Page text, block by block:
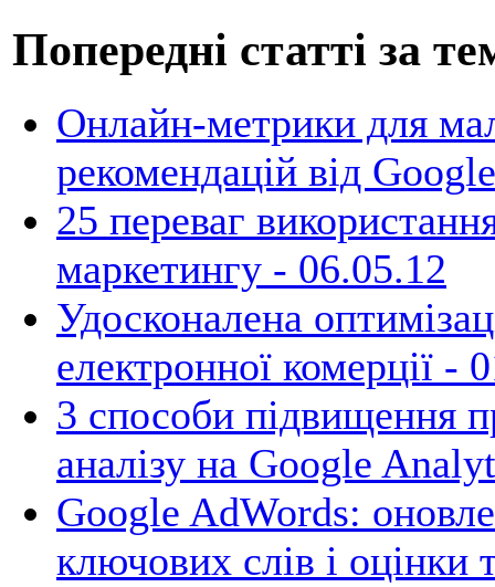
Попередні статті за
Онлайн-метрики для
рекомендацій від
25 переваг
маркетингу - 06.05.12
Удосконалена
електронної комерції -
3 способи підвищення
аналізу на Google
Google AdWords:
ключових слів і оцінки